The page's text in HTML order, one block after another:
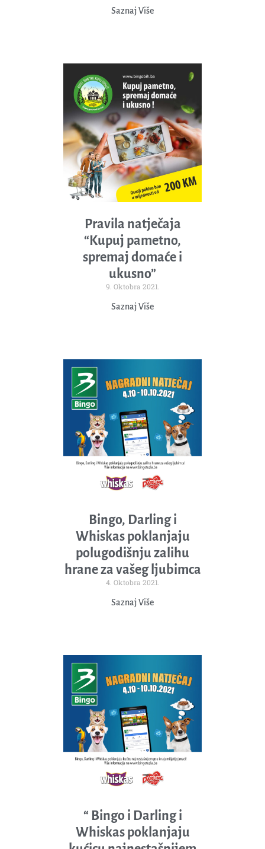
Saznaj Više
Pravila natječaja
“Kupuj pametno,
spremaj domaće i
ukusno”
9. Oktobra 2021.
Saznaj Više
Bingo, Darling i
Whiskas poklanjaju
polugodišnju zalihu
hrane za vašeg ljubimca
4. Oktobra 2021.
Saznaj Više
“ Bingo i Darling i
Whiskas poklanjaju